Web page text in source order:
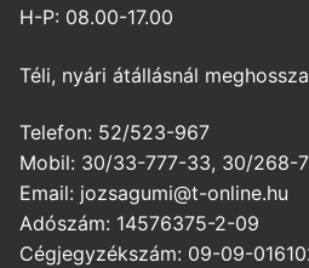
H-P: 08.00-17.00
Téli, nyári átállásnál
Telefon: 52/523-967
Mobil: 30/33-777-33, 30/268-
Email: jozsagumi@t-online.hu
Adószám: 14576375-2-09
Cégjegyzékszám: 09-09-